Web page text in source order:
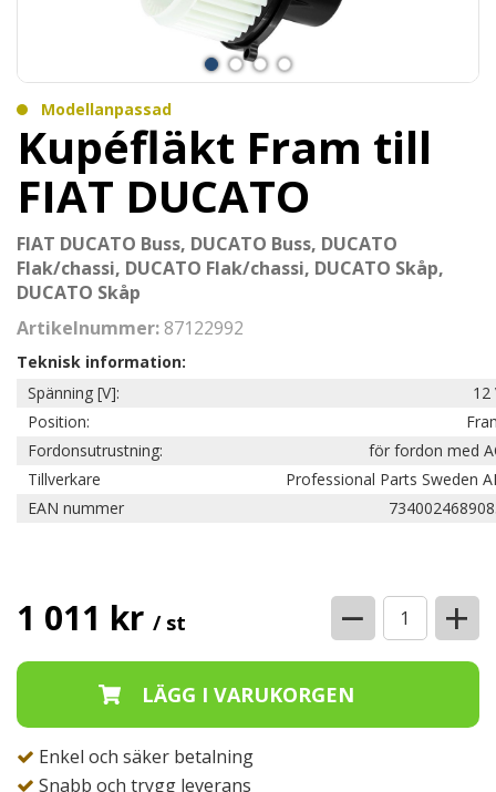
Modellanpassad
Kupéfläkt Fram till
FIAT DUCATO
FIAT DUCATO Buss, DUCATO Buss, DUCATO
Flak/chassi, DUCATO Flak/chassi, DUCATO Skåp,
DUCATO Skåp
Artikelnummer: 87122992
Teknisk information:
Spänning [V]:
12
Position:
Fordonsutrustning:
för fordon med
Tillverkare
Professional Parts Sweden
EAN nummer
1 011 kr / st − +
Enkel och säker betalning
Snabb och trygg leverans